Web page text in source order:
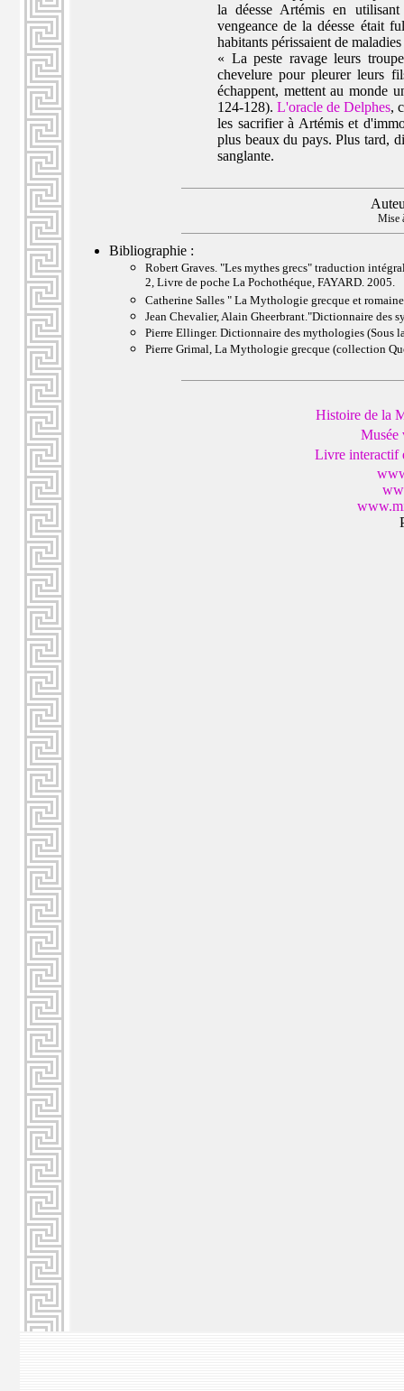
la déesse Artémis en
vengeance de la déesse était
habitants périssaient de
« La peste ravage leurs
chevelure pour pleurer leurs
échappent, mettent au monde
124-128).L'oracle de Delphes,
les sacrifier à Artémis et
plus beaux du pays. Plus tard,
sanglante.
Mise
Bibliographie :
Robert Graves. "Les mythes grecs" traduction
2, Livre de poche La Pochothéque, FAYARD. 2005.
Catherine Salles " La Mythologie grecque et
Jean Chevalier, Alain Gheerbrant."Dictionnaire des
Pierre Ellinger. Dictionnaire des mythologies (Sous
Pierre Grimal, La Mythologie grecque (collection
Histoire de la
Musée
Livre interactif